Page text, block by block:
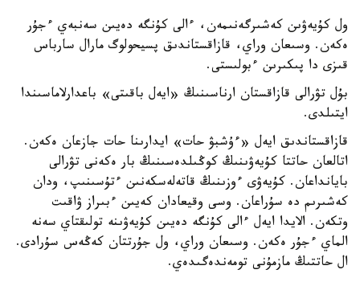
ول كۇيەۋىن كەشىرگەنىمەن، ءالى كۇنگە دەيىن سەنبەي ءجۇر
ەكەن. وسىعان وراي، قازاقستاندىق پسيحولوگ مارال سارباس
قىزى دا پىكىرىن ءبولىستى.
بۇل تۋرالى قازاقستان ارناسىنىڭ «ايەل باقىتى» باعدارلاماسىندا
ايتىلدى.
قازاقستاندىق ايەل «ءۇشبۋ حات» ايدارىنا حات جازعان ەكەن.
اتالعان حاتتا كۇيەۋىنىڭ كوڭىلدەسىنىڭ بار ەكەنى تۋرالى
بايانداعان. كۇيەۋى ءوزىنىڭ قاتەلەسكەنىن ءتۇسىنىپ، ودان
كەشىرىم دە سۇراعان. وسى وقيعادان كەيىن ءبىراز ۋاقىت
وتكەن. الايدا ايەل ءالى كۇنگە دەيىن كۇيەۋىنە تولىقتاي سەنە
الماي ءجۇر ەكەن. وسىعان وراي، ول جۇرتتان كەڭەس سۇرادى.
ال حاتتىڭ مازمۇنى تومەندەگىدەي.